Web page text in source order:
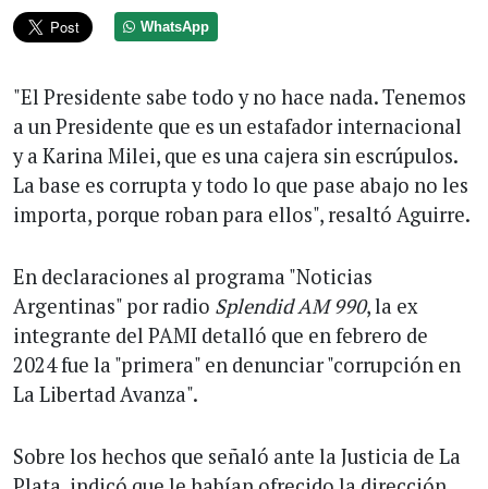
WhatsApp
"El Presidente sabe todo y no hace nada. Tenemos
a un Presidente que es un estafador internacional
y a Karina Milei, que es una cajera sin escrúpulos.
La base es corrupta y todo lo que pase abajo no les
importa, porque roban para ellos", resaltó Aguirre.
En declaraciones al programa "Noticias
Argentinas" por radio Splendid AM 990, la ex
integrante del PAMI detalló que en febrero de
2024 fue la "primera" en denunciar "corrupción en
La Libertad Avanza".
Sobre los hechos que señaló ante la Justicia de La